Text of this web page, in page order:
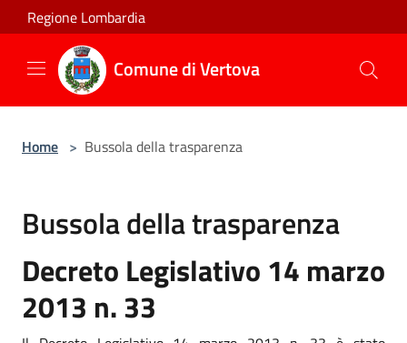
Salta al contenuto principale
Regione Lombardia
Comune di Vertova
Home > Bussola della trasparenza
Bussola della trasparenza
Decreto Legislativo 14 marzo
2013 n. 33